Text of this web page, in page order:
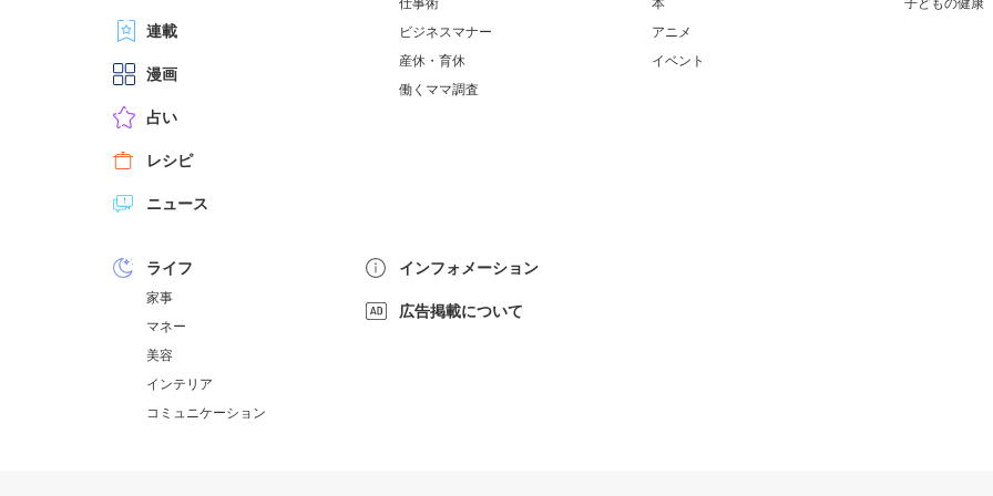
連載
漫画
占い
レシピ
ニュース
仕事術
ビジネスマナー
産休・育休
働くママ調査
本
アニメ
イベント
子どもの健康
ライフ
家事
マネー
美容
インテリア
コミュニケーション
インフォメーション
広告掲載について